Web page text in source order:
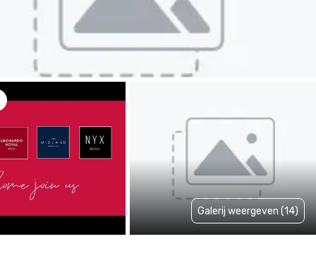
Galerij weergeven (14)